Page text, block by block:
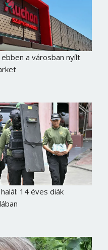
a városban nyílt
14 éves diák